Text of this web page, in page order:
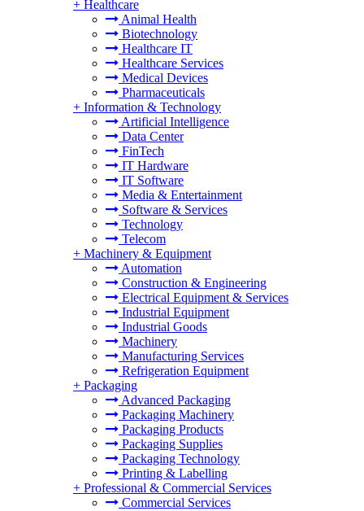
+ Healthcare
Animal Health
Biotechnology
Healthcare IT
Healthcare Services
Medical Devices
Pharmaceuticals
+ Information & Technology
Artificial Intelligence
Data Center
FinTech
IT Hardware
IT Software
Media & Entertainment
Software & Services
Technology
Telecom
+ Machinery & Equipment
Automation
Construction & Engineering
Electrical Equipment & Services
Industrial Equipment
Industrial Goods
Machinery
Manufacturing Services
Refrigeration Equipment
+ Packaging
Advanced Packaging
Packaging Machinery
Packaging Products
Packaging Supplies
Packaging Technology
Printing & Labelling
+ Professional & Commercial Services
Commercial Services